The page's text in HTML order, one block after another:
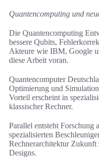
Quantencomputing und
Die Quantencomputing
bessere Qubits,
Akteure wie IBM, Google
diese Arbeit voran.
Quantencomputer
Optimierung und
Vorteil erscheint in
klassischer Rechner.
Parallel entsteht Forschung
spezialisierten
Rechnerarchitektur Zukunft
Designs.